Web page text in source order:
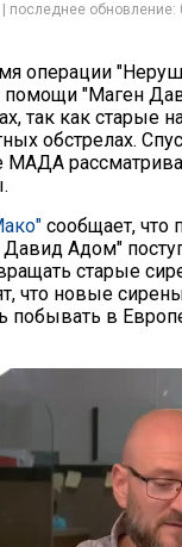
последнее обновление:
операции
помощи "Маген
так как старые
обстрелах.
МАДА
сообщает, что
Адом"
старые
что новые
побывать в